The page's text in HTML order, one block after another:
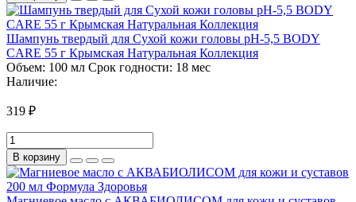
Шампунь твердый для Сухой кожи головы pH-5,5 BODY
CARE 55 г Крымская Натуральная Коллекция
Объем: 100 мл Срок годности: 18 мес
Наличие:
319 ₽
В корзину